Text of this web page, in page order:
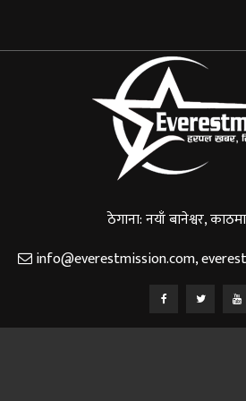
ठेगाना: नयाँ बानेश्वर,
info@everestmission.com,